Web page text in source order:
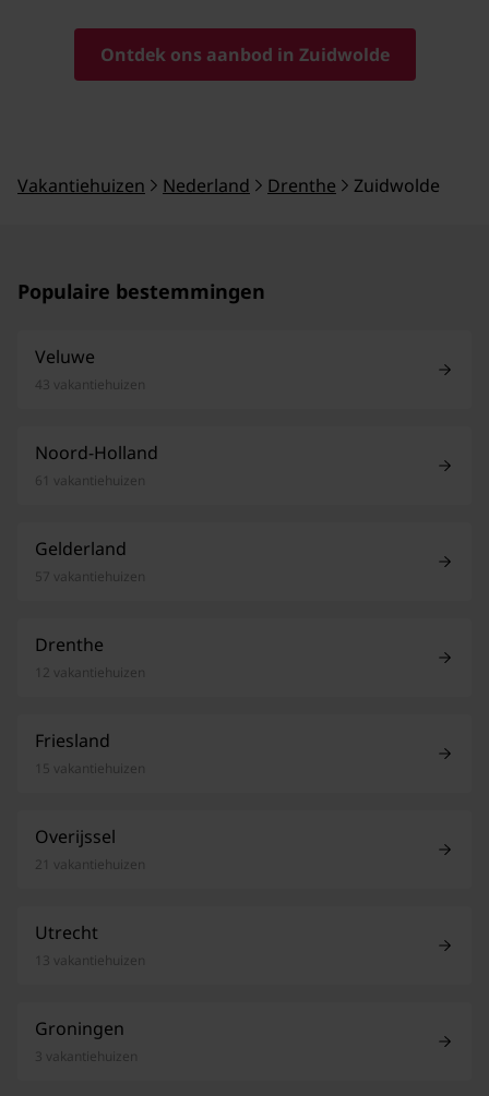
Ontdek ons aanbod in Zuidwolde
Vakantiehuizen Nederland Drenthe Zuidwolde
Populaire bestemmingen
Veluwe
43 vakantiehuizen
Noord-Holland
61 vakantiehuizen
Gelderland
57 vakantiehuizen
Drenthe
12 vakantiehuizen
Friesland
15 vakantiehuizen
Overijssel
21 vakantiehuizen
Utrecht
13 vakantiehuizen
Groningen
3 vakantiehuizen